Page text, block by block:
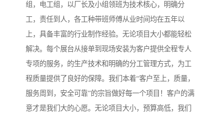
组，电工组，以厂长及小组领班为技术核心，明确分
工，责任到人，各工种带班师傅从业时间均在五年以
上，具备丰富的行业制作经验。无论项目大小都能轻松
解决。每个展台从接单到现场安装为客户提供全程专人
专项的服务，的生产技术和明确的分工管理方式，为工
程质量提供了良好的保障。我们本着“客户至上，质量，
服务周到，安全可靠”的宗旨做好每一个项目！客户的满
意才是我们大的心愿。无论项目大小，预算高低，我们